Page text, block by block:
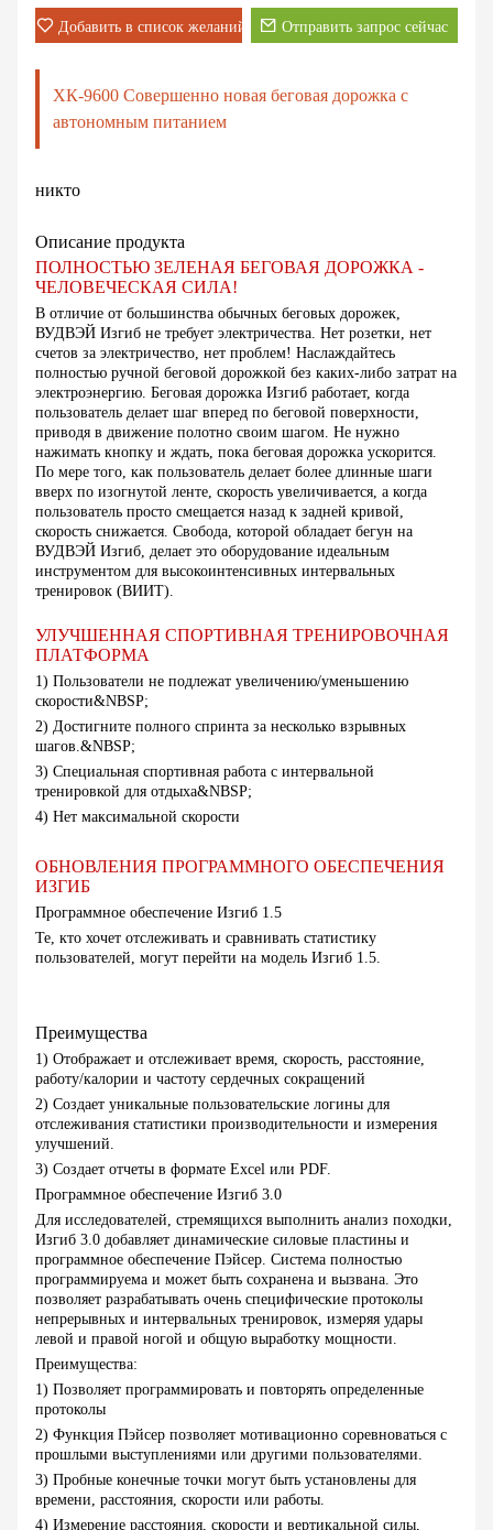
Добавить в список желаний Отправить запрос сейчас
ХК-9600 Совершенно новая беговая дорожка с
автономным питанием
никто
Описание продукта
ПОЛНОСТЬЮ ЗЕЛЕНАЯ БЕГОВАЯ ДОРОЖКА -
ЧЕЛОВЕЧЕСКАЯ СИЛА!
В отличие от большинства обычных беговых дорожек,
ВУДВЭЙ Изгиб не требует электричества. Нет розетки, нет
счетов за электричество, нет проблем! Наслаждайтесь
полностью ручной беговой дорожкой без каких-либо затрат на
электроэнергию. Беговая дорожка Изгиб работает, когда
пользователь делает шаг вперед по беговой поверхности,
приводя в движение полотно своим шагом. Не нужно
нажимать кнопку и ждать, пока беговая дорожка ускорится.
По мере того, как пользователь делает более длинные шаги
вверх по изогнутой ленте, скорость увеличивается, а когда
пользователь просто смещается назад к задней кривой,
скорость снижается. Свобода, которой обладает бегун на
ВУДВЭЙ Изгиб, делает это оборудование идеальным
инструментом для высокоинтенсивных интервальных
тренировок (ВИИТ).
УЛУЧШЕННАЯ СПОРТИВНАЯ ТРЕНИРОВОЧНАЯ
ПЛАТФОРМА
1) Пользователи не подлежат увеличению/уменьшению
скорости&NBSP;
2) Достигните полного спринта за несколько взрывных
шагов.&NBSP;
3) Специальная спортивная работа с интервальной
тренировкой для отдыха&NBSP;
4) Нет максимальной скорости
ОБНОВЛЕНИЯ ПРОГРАММНОГО ОБЕСПЕЧЕНИЯ
ИЗГИБ
Программное обеспечение Изгиб 1.5
Те, кто хочет отслеживать и сравнивать статистику
пользователей, могут перейти на модель Изгиб 1.5.
Преимущества
1) Отображает и отслеживает время, скорость, расстояние,
работу/калории и частоту сердечных сокращений
2) Создает уникальные пользовательские логины для
отслеживания статистики производительности и измерения
улучшений.
3) Создает отчеты в формате Excel или PDF.
Программное обеспечение Изгиб 3.0
Для исследователей, стремящихся выполнить анализ походки,
Изгиб 3.0 добавляет динамические силовые пластины и
программное обеспечение Пэйсер. Система полностью
программируема и может быть сохранена и вызвана. Это
позволяет разрабатывать очень специфические протоколы
непрерывных и интервальных тренировок, измеряя удары
левой и правой ногой и общую выработку мощности.
Преимущества:
1) Позволяет программировать и повторять определенные
протоколы
2) Функция Пэйсер позволяет мотивационно соревноваться с
прошлыми выступлениями или другими пользователями.
3) Пробные конечные точки могут быть установлены для
времени, расстояния, скорости или работы.
4) Измерение расстояния, скорости и вертикальной силы,